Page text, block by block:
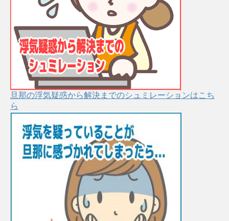
旦那の浮気疑惑から解決までのシュミレーションはこち
ら